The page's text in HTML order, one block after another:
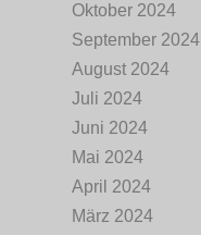
Oktober 2024
September 2024
August 2024
Juli 2024
Juni 2024
Mai 2024
April 2024
März 2024